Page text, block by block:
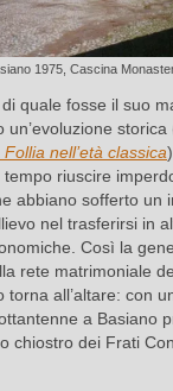
1975, Cascina
quale fosse il suo
un’evoluzione storica
nell’età classica
riuscire
abbiano sofferto un
nel trasferirsi in
Così la
rete matrimoniale
torna all’altare: con
a Basiano
chiostro dei Frati